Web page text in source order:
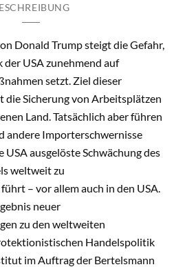
Donald Trump steigt die Gefahr,
USA zunehmend auf
setzt. Ziel dieser
Sicherung von Arbeitsplätzen
Land. Tatsächlich aber führen
andere Importerschwernisse
USA ausgelöste Schwächung des
weltweit zu
– vor allem auch in den USA.
neuer
zu den weltweiten
Handelspolitik
im Auftrag der Bertelsmann